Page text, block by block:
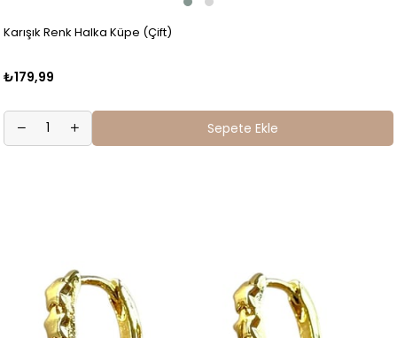
Karışık Renk Halka Küpe (Çift)
₺179,99
Sepete Ekle